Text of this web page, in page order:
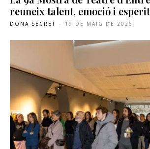
reuneix talent, emoció i
DONA SECRET - 19 DE MAIG DE 2026